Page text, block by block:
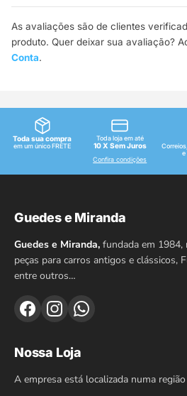
As avaliações são de clientes
produto. Quer deixar sua avaliação?
Conta.
Toda sua compra
em um único FRETE
Toda loja em até
10 X Sem Juros
Confira condições
e
Guedes e Miranda
Guedes e Miranda, fundada em 1984,
peças para carros antigos e clássicos,
entre outros…
Nossa Loja
A empresa está localizada numa